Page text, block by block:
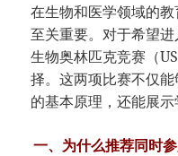
在生物和医学领域的
至关重要。对于希望
生物奥林匹克竞赛（
择。这两项比赛不仅
的基本原理，还能展示
一、为什么推荐同时